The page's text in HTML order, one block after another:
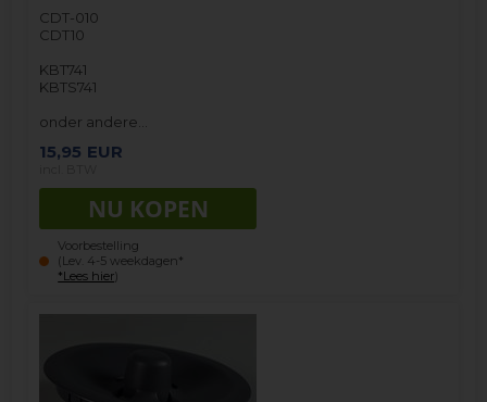
CDT-010
CDT10
KBT741
KBTS741
onder andere…
15,95 EUR
Voorbestelling
(Lev. 4-5 weekdagen*
*Lees hier)